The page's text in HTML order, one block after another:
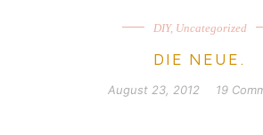
DIY, Uncategorized
DIE NEUE.
August 23, 2012 19